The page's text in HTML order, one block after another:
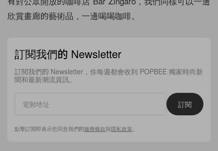
欣賞畫廊的藝術品，一邊喝喝咖啡。
訂閱我們的 Newsletter
訂閱我們的 Newsletter，你每週都會收到 POPBEE 獨家時尚新
聞和最新潮流資訊。
訂閱
點擊訂閱即表示您同意我們的服務條款與隱私政策